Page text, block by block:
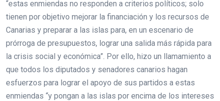
“estas enmiendas no responden a criterios políticos; solo
tienen por objetivo mejorar la financiación y los recursos de
Canarias y preparar a las islas para, en un escenario de
prórroga de presupuestos, lograr una salida más rápida para
la crisis social y económica”. Por ello, hizo un llamamiento a
que todos los diputados y senadores canarios hagan
esfuerzos para lograr el apoyo de sus partidos a estas
enmiendas “y pongan a las islas por encima de los intereses